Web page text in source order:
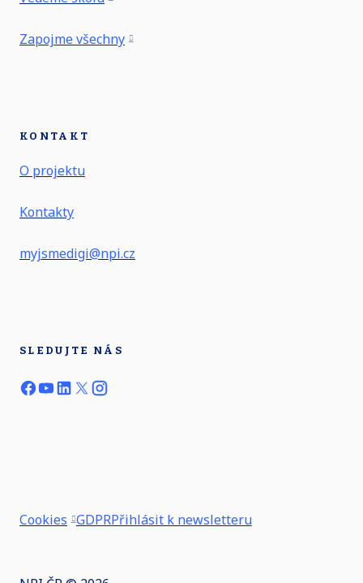
Zapojme všechny
KONTAKT
O projektu
Kontakty
myjsmedigi@npi.cz
SLEDUJTE NÁS
Cookies GDPRPřihlásit k newsletteru